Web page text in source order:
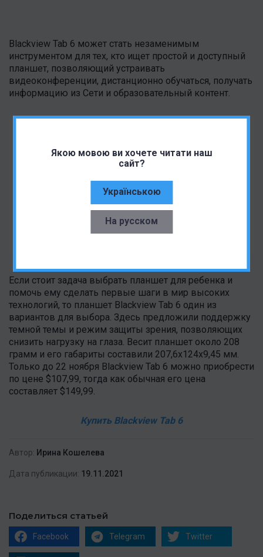
Якою мовою ви хочете читати наш
сайт?
Українською
На русском
Blackview Tab 6 может стать незаменимым
инструментом для тех, кто ищет простой и доступный
планшет, позволяющий устраивать
видеоконференции, дистанционно обучаться, получать
информацию из Сети и образовательный контент.
Если стоит задача выбрать планшет для ребенка и
помочь ему сделать первые шаги в мир высоких
технологий, то планшет Blackview Tab 6 один из
вариантов для выбора. Здесь предложили поддержку
темной темы и режим защиты зрения, позволяющих
снизить нагрузку на глаза. Весит планшет около 208
грамм и его габариты составили 207,6х124х9,45 мм.
Только до 22 ноября Blackview Tab 6 можно приобрести
по цене $107,99, тогда как обычная его цена
составляет $149,99.
Купить Blackview Tab 6
Автор: Ирина Кошелева
Дата публикации: 19.11.2021
Поделиться статьей
Facebook Telegram Twitter